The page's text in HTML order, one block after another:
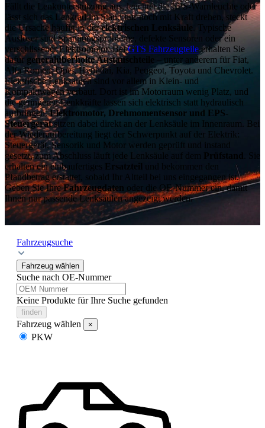
Fällt die Lenkunterstützung aus, leuchtet die EPS-Warnleuchte oder
lässt sich das Lenkrad im Stand nur noch mit Kraft drehen, steckt
die Ursache häufig in derelektrischen Lenksäule . Typische
Auslöser sind Spannungsprobleme, defekte Sensoren oder ein
verschlissener Elektromotor. BeiGTS Fahrzeugteileerhalten Sie
dafür generalüberholte Austauschteile – unter anderem für Fiat,
Alfa Romeo, Opel, Hyundai, Kia, Peugeot, Toyota und Chevrolet.
Elektrische Lenksäulen sind vor allem in Klein- und
Kompaktwagen verbaut. Dort ist im Motorraum wenig Platz, und
die geringeren Lenkkräfte lassen sich elektrisch statt hydraulisch
aufbringen.Elektromotor, Drehmomentsensor und EPS-
Steuergerätsitzen dabei direkt an der Lenksäule im Innenraum. Bei
der Wiederaufbereitung liegt der Schwerpunkt auf der Elektrik:
Steuergerät, Sensorik und Motor werden geprüft und instand
gesetzt, zum Abschluss läuft jede Lenksäule auf dem Prüfstand . Sie
erhalten ein einbaufertiges Ersatzteil und bekommen den
Pfandbetrag erstattet, sobald Ihr Altteil bei uns eingegangen ist.
Geben Sie IhreFahrzeugdaten oder die OE-Nummer ein, damit
Ihnen nur passende Lenksäulen angezeigt werden.
Fahrzeugsuche
Fahrzeug wählen
Suche nach OE-Nummer
Keine Produkte für Ihre Suche gefunden
finden
Fahrzeug wählen ×
PKW